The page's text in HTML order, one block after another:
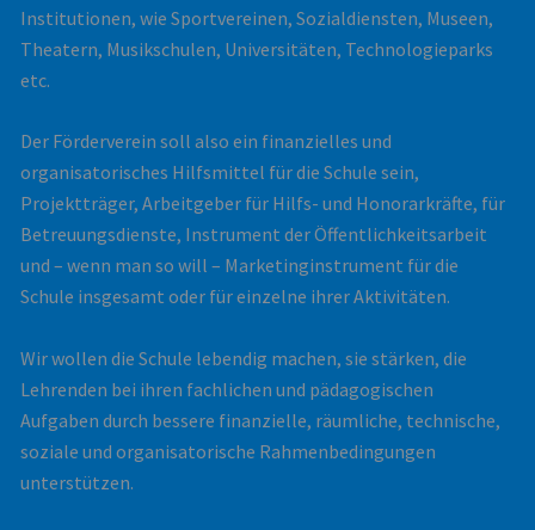
Institutionen, wie Sportvereinen, Sozialdiensten, Museen,
Theatern, Musikschulen, Universitäten, Technologieparks
etc.
Der Förderverein soll also ein finanzielles und
organisatorisches Hilfsmittel für die Schule sein,
Projektträger, Arbeitgeber für Hilfs- und Honorarkräfte, für
Betreuungsdienste, Instrument der Öffentlichkeitsarbeit
und – wenn man so will – Marketinginstrument für die
Schule insgesamt oder für einzelne ihrer Aktivitäten.
Wir wollen die Schule lebendig machen, sie stärken, die
Lehrenden bei ihren fachlichen und pädagogischen
Aufgaben durch bessere finanzielle, räumliche, technische,
soziale und organisatorische Rahmenbedingungen
unterstützen.